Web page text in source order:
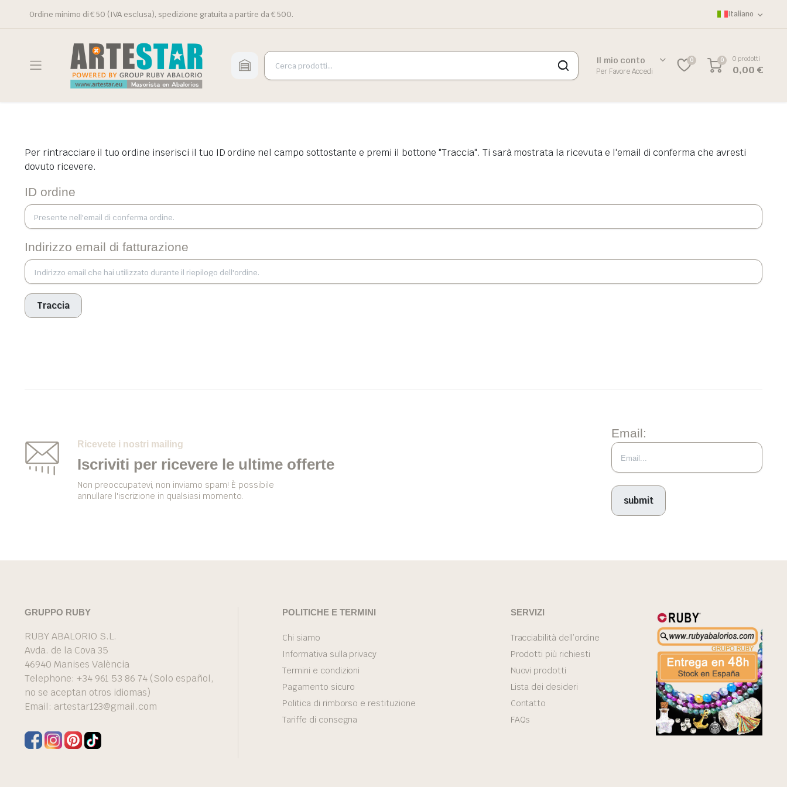
Ordine minimo di € 50 (IVA esclusa), spedizione gratuita a partire da € 500. Italiano
Il mio conto
Per Favore Accedi
0 0 0 prodotti
0,00€
Per rintracciare il tuo ordine inserisci il tuo ID ordine nel campo sottostante e premi il bottone "Traccia". Ti sarà mostrata la ricevuta e l'email di conferma che avresti
dovuto ricevere.
ID ordine
Indirizzo email di fatturazione
Traccia
Ricevete i nostri mailing
Iscriviti per ricevere le ultime offerte
Non preoccupatevi, non inviamo spam! È possibile
annullare l'iscrizione in qualsiasi momento.
Email:
GRUPPO RUBY
RUBY ABALORIO S.L.
Avda. de la Cova 35
46940 Manises València
Telephone: +34 961 53 86 74 (Solo español,
no se aceptan otros idiomas)
Email: artestar123@gmail.com
POLITICHE E TERMINI
Chi siamo
Informativa sulla privacy
Termini e condizioni
Pagamento sicuro
Politica di rimborso e restituzione
Tariffe di consegna
SERVIZI
Tracciabilità dell’ordine
Prodotti più richiesti
Nuovi prodotti
Lista dei desideri
Contatto
FAQs